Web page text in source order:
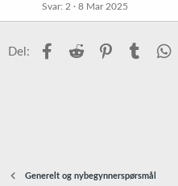
Svar 2 8 Mar 2025
Del: Facebook
Reddit PinterestTumblr
Generelt og nybegynnerspørsmål